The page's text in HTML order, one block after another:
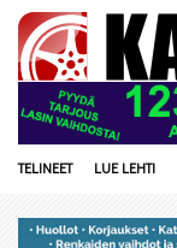
TELINEET LUE LEHTI